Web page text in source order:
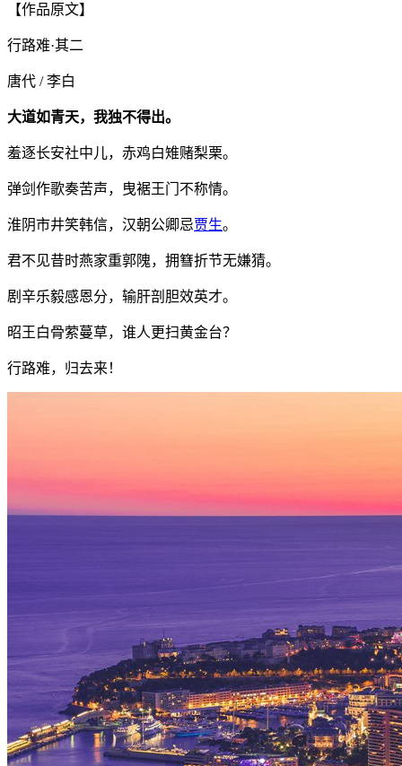
【作品原文】
行路难·其二
唐代 / 李白
大道如青天，我独不得出。
羞逐长安社中儿，赤鸡白雉赌梨栗。
弹剑作歌奏苦声，曳裾王门不称情。
淮阴市井笑韩信，汉朝公卿忌贾生。
君不见昔时燕家重郭隗，拥篲折节无嫌猜。
剧辛乐毅感恩分，输肝剖胆效英才。
昭王白骨萦蔓草，谁人更扫黄金台？
行路难，归去来！